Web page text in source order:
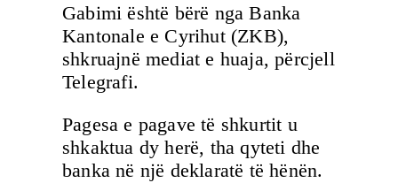
Gabimi është bërë nga Banka
Kantonale e Cyrihut (ZKB),
shkruajnë mediat e huaja, përcjell
Telegrafi.
Pagesa e pagave të shkurtit u
shkaktua dy herë, tha qyteti dhe
banka në një deklaratë të hënën.